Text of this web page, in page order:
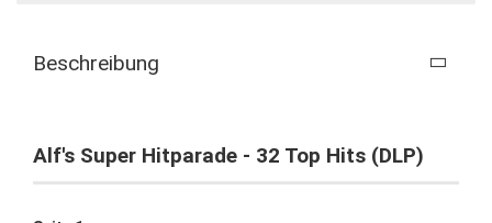
Beschreibung
Alf's Super Hitparade - 32 Top Hits (DLP)